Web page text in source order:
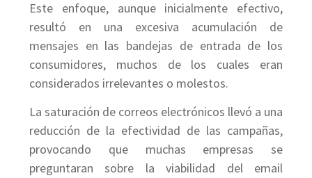
Este enfoque, aunque inicialmente efectivo,
resultó en una excesiva acumulación de
mensajes en las bandejas de entrada de los
consumidores, muchos de los cuales eran
considerados irrelevantes o molestos.
La saturación de correos electrónicos llevó a una
reducción de la efectividad de las campañas,
provocando que muchas empresas se
preguntaran sobre la viabilidad del email